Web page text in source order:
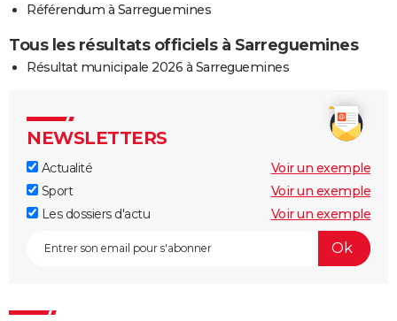
Référendum à Sarreguemines
Tous les résultats officiels à Sarreguemines
Résultat municipale 2026 à Sarreguemines
NEWSLETTERS
Actualité
Voir un exemple
Sport
Voir un exemple
Les dossiers d'actu
Voir un exemple